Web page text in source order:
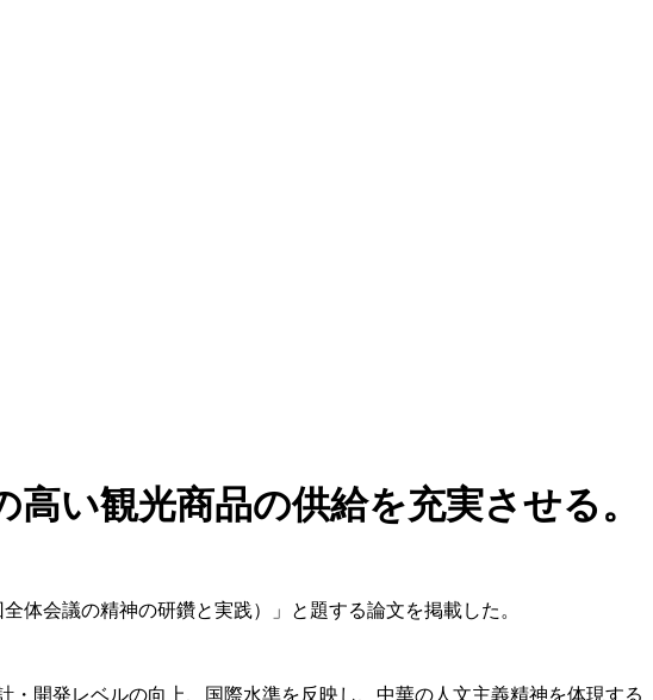
い観光商品の供給を充実させる。
体会議の精神の研鑽と実践）」と題する論文を掲載した。
開発レベルの向上、国際水準を反映し、中華の人文主義精神を体現する